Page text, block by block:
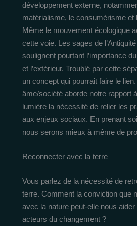
développement externe,
matérialisme, le consumérisme et
Même le mouvement écologique
cette voie. Les sages de
soulignent pourtant l’importance
et l’extérieur. Troublé par cette
un concept qui pourrait faire le
âme/société aborde notre rapport
lumière la nécessité de relier les
aux enjeux sociaux. En prenant
nous serons mieux à même de
Reconnecter avec la terre
Vous parlez de la nécessité de
terre. Comment la conviction que
avec la nature peut-elle nous
acteurs du changement ?